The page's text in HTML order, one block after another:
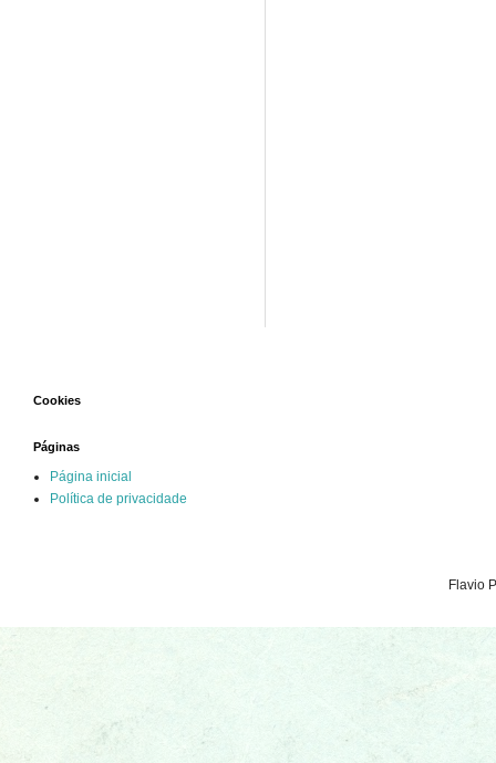
Cookies
Páginas
Página inicial
Política de privacidade
Flavio